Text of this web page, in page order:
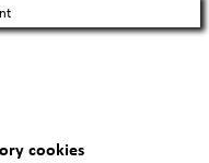
cookies